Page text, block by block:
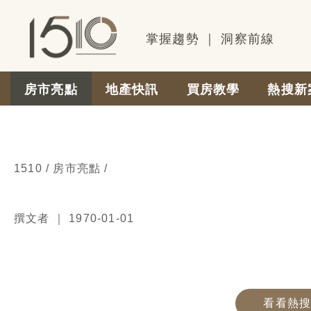
掌握趨勢 ｜ 洞察前線
房市亮點 地產快訊 買房教學 熱搜新
1510 / 房市亮點 /
撰文者 ｜ 1970-01-01
看看熱